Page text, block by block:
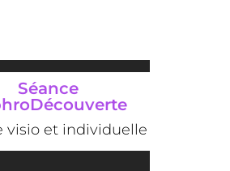
Séance
visio et individuelle